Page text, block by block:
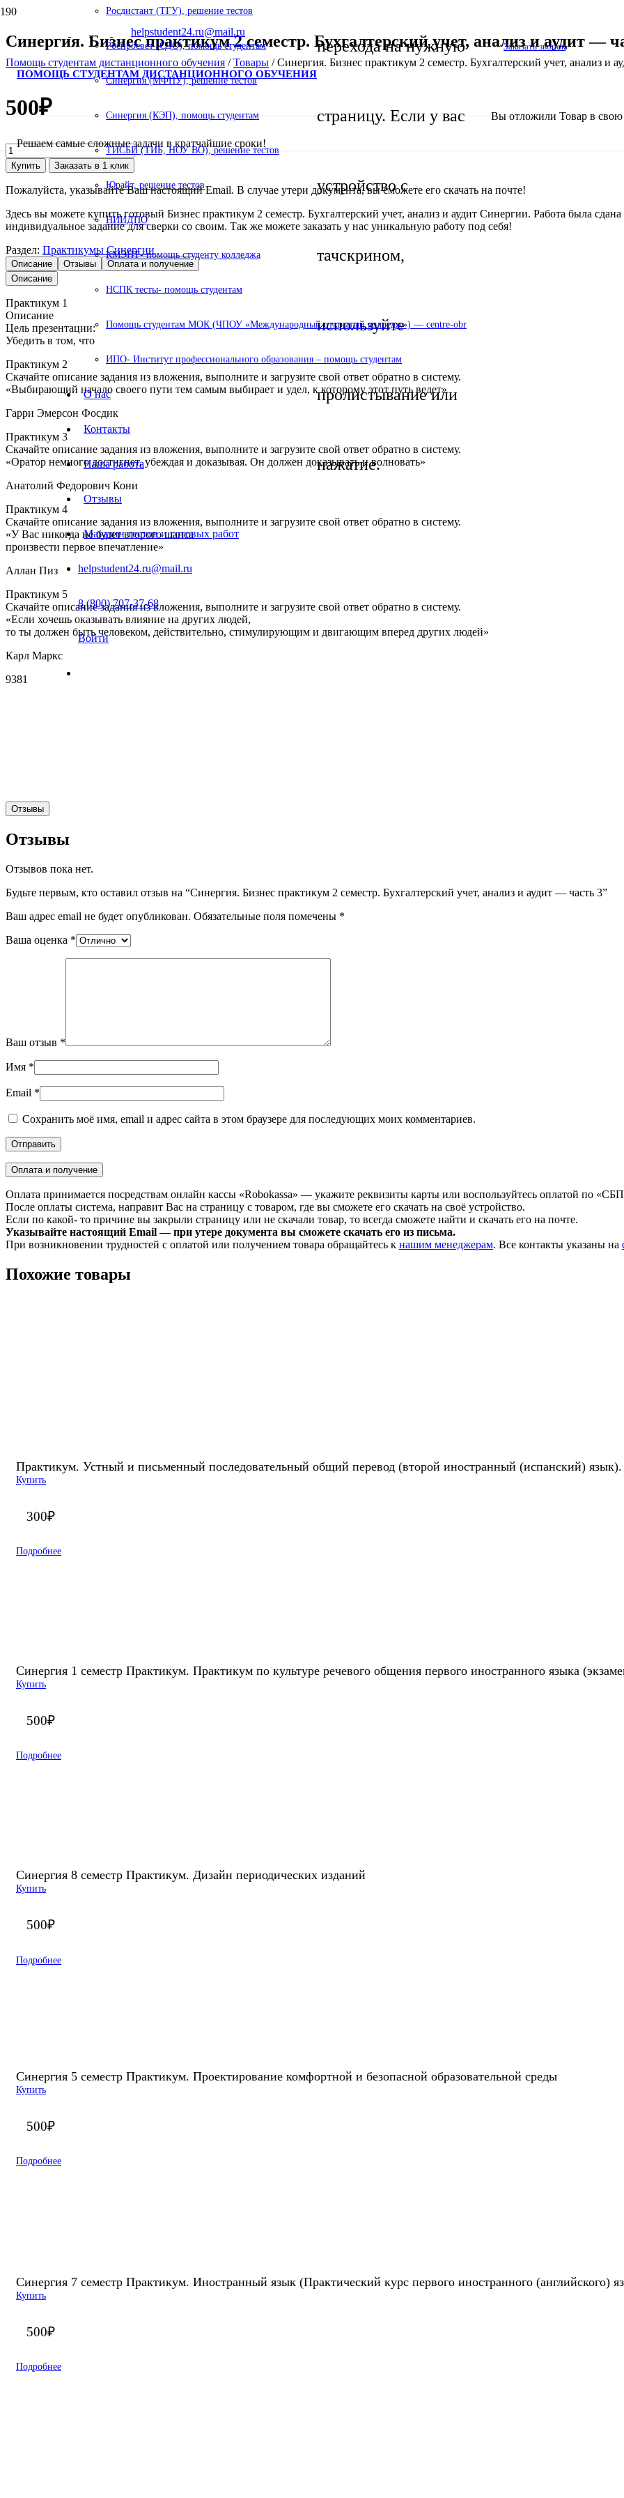
helpstudent24.ru@mail.ru
ПОМОЩЬ СТУДЕНТАМ ДИСТАНЦИОННОГО ОБУЧЕНИЯ
Решаем самые сложные задачи в кратчайшие сроки!
перехода на нужную
страницу. Если у вас
устройство с
тачскрином,
используйте
пролистывание или
нажатие.
Заказать звонок
Вы отложили Товар в свою
Росдистант (ТГУ), решение тестов
Роспросвет (СДО), помощь студентам
Синергия (МФПУ), решение тестов
Синергия (КЭП), помощь студентам
ТИСБИ (ТИБ, НОУ ВО), решение тестов
Юрайт, решение тестов
НИИДПО
КМЭПТ- помощь студенту колледжа
НСПК тесты- помощь студентам
Помощь студентам МОК (ЧПОУ «Международный открытый колледж») — centre-obr
ИПО- Институт профессионального образования – помощь студентам
О нас
Контакты
Наша работа
Отзывы
Магазин тестов и готовых работ
helpstudent24.ru@mail.ru
8 (800) 707-37-68
Войти
Синергия. Бизнес практикум 2 семестр. Бухгалтерский учет, анализ и аудит —
Помощь студентам дистанционного обучения /Товары /Синергия. Бизнес практикум 2 семестр. Бухгалтерский учет, анализ и
500₽
Количество
товара
Синергия.
Бизнес
практикум
2
семестр.
учет,
анализ
и
аудит
Купить Заказать в 1 клик
Пожалуйста, указывайте Ваш настоящий Email. В случае утери документа, вы сможете его скачать на почте!
Здесь вы можете купить готовый Бизнес практикум 2 семестр. Бухгалтерский учет, анализ и аудит Синергии. Работа была
индивидуальное задание для сверки со своим. Так же можете заказать у нас уникальную работу под себя!
Раздел: Практикумы Синергии
Описание Отзывы
Оплата и получение
Описание
Практикум 1
Описание
Цель презентации:
Убедить в том, что
Практикум 2
Скачайте описание задания из вложения, выполните и загрузите свой ответ обратно в систему.
«Выбирающий начало своего пути тем самым выбирает и удел, к которому этот путь ведет»
Гарри Эмерсон Фосдик
Практикум 3
Скачайте описание задания из вложения, выполните и загрузите свой ответ обратно в систему.
«Оратор немного достигнет, убеждая и доказывая. Он должен доказывать и волновать»
Анатолий Федорович Кони
Практикум 4
Скачайте описание задания из вложения, выполните и загрузите свой ответ обратно в систему.
«У Вас никогда не будет второго шанса
произвести первое впечатление»
Аллан Пиз
Практикум 5
Скачайте описание задания из вложения, выполните и загрузите свой ответ обратно в систему.
«Если хочешь оказывать влияние на других людей,
то ты должен быть человеком, действительно, стимулирующим и двигающим вперед других людей»
Карл Маркс
9381
Отзывы
Отзывы
Отзывов пока нет.
Будьте первым, кто оставил отзыв на “Синергия. Бизнес практикум 2 семестр. Бухгалтерский учет, анализ и аудит — часть 3”
Ваш адрес email не будет опубликован. Обязательные поля помечены *
Ваша оценка *
Ваш отзыв *
Имя *
Email *
Сохранить моё имя, email и адрес сайта в этом браузере для последующих моих комментариев.
Оплата и получение
Оплата принимается посредствам онлайн кассы «Robokassa» — укажите реквизиты карты или воспользуйтесь оплатой по
После оплаты система, направит Вас на страницу с товаром, где вы сможете его скачать на своё устройство.
Если по какой- то причине вы закрыли страницу или не скачали товар, то всегда сможете найти и скачать его на почте.
Указывайте настоящий Email — при утере документа вы сможете скачать его из письма.
При возникновении трудностей с оплатой или получением товара обращайтесь к нашим менеджерам. Все контакты указаны на
Похожие товары
Практикум. Устный и письменный последовательный общий перевод (второй иностранный (испанский) язык).
Купить
300₽
Подробнее
Синергия 1 семестр Практикум. Практикум по культуре речевого общения первого иностранного языка
Купить
500₽
Подробнее
Синергия 8 семестр Практикум. Дизайн периодических изданий
Купить
500₽
Подробнее
Синергия 5 семестр Практикум. Проектирование комфортной и безопасной образовательной среды
Купить
500₽
Подробнее
Синергия 7 семестр Практикум. Иностранный язык (Практический курс первого иностранного (английского)
Купить
500₽
Подробнее